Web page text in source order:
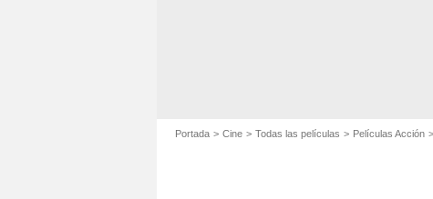
Portada Cine Todas las películas Películas Acción